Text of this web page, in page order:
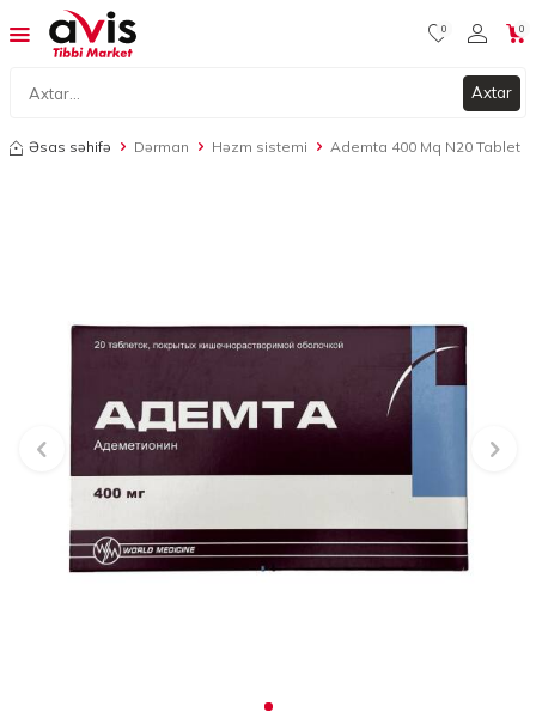
Axtar
0 0
Əsas səhifə Dərman Həzm sistemi Ademta 400 Mq N20 Tablet